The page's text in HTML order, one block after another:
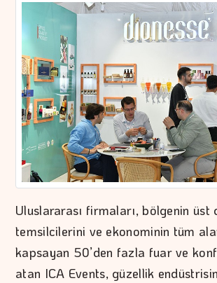
Uluslararası firmaları, bölgenin üst
temsilcilerini ve ekonominin tüm
kapsayan 50’den fazla fuar ve
atan ICA Events, güzellik